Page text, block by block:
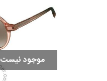
موجود نیست